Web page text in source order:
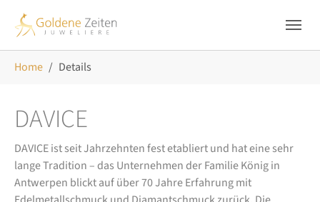
Home Details
DAVICE
DAVICE ist seit Jahrzehnten fest etabliert und hat eine sehr
lange Tradition – das Unternehmen der Familie König in
Antwerpen blickt auf über 70 Jahre Erfahrung mit